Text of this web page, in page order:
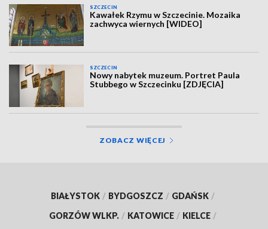
SZCZECIN
Kawałek Rzymu w Szczecinie. Mozaika
zachwyca wiernych [WIDEO]
SZCZECIN
Nowy nabytek muzeum. Portret Paula
Stubbego w Szczecinku [ZDJĘCIA]
ZOBACZ WIĘCEJ
BIAŁYSTOK / BYDGOSZCZ / GDAŃSK /
GORZÓW WLKP. / KATOWICE / KIELCE /